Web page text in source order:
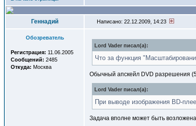
Геннадий Написано: 22.12.2009, 14:23
Обозреватель
Регистрация: 11.06.2005
Сообщений: 2485
Откуда: Москва
Lord Vader писал(a):
Что за функция
Обычный апскейл DVD разрешения
Lord Vader писал(a):
При выводе изображения BD-
Задача вполне может быть